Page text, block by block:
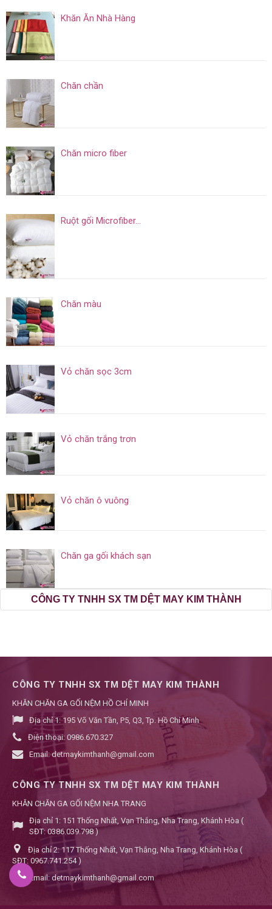
Khăn Ăn Nhà Hàng
Chăn chần
Chăn micro fiber
Ruột gối Microfiber...
Chăn màu
Vỏ chăn sọc 3cm
Vỏ chăn trắng trơn
Vỏ chăn ô vuông
Chăn ga gối khách sạn
CÔNG TY TNHH SX TM DỆT MAY KIM THÀNH
CÔNG TY TNHH SX TM DỆT MAY KIM THÀNH
KHĂN CHĂN GA GỐI NỆM HỒ CHÍ MINH
Địa chỉ 1:195 Võ Văn Tần, P5, Q3, Tp. Hồ Chí Minh
Điện thoại: 0986.670.327
Email:detmaykimthanh@gmail.com
CÔNG TY TNHH SX TM DỆT MAY KIM THÀNH
KHĂN CHĂN GA GỐI NỆM NHA TRANG
Địa chỉ 1: 151 Thống Nhất, Vạn Thắng, Nha Trang, Khánh Hòa (
SĐT: 0386.039.798 )
Địa chỉ 2:117 Thống Nhất, Vạn Thắng, Nha Trang, Khánh Hòa (
SĐT: 0967.741.254 )
Email: detmaykimthanh@gmail.com